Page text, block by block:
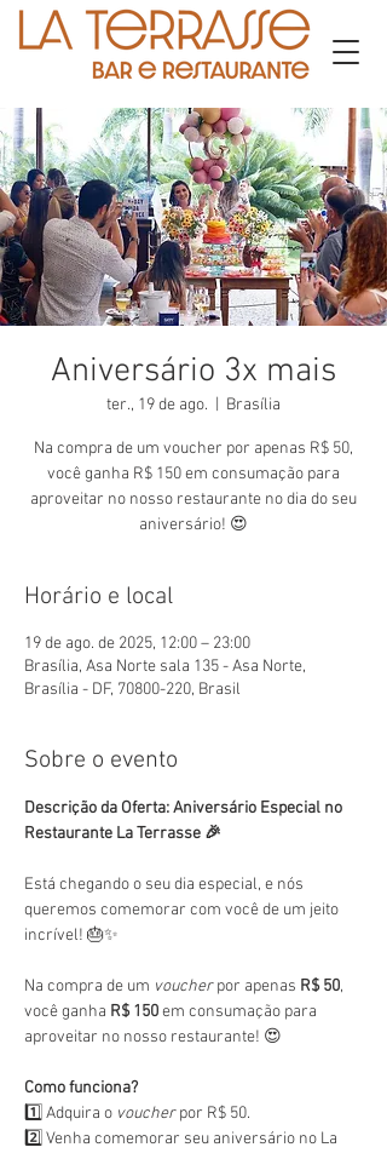
Aniversário 3x mais
ter., 19 de ago. Brasília
Na compra de um voucher por apenas R$ 50,
você ganha R$ 150 em consumação para
aproveitar no nosso restaurante no dia do seu
aniversário! 😍
Horário e local
19 de ago. de 2025, 12:00 – 23:00
Brasília, Asa Norte sala 135 - Asa Norte,
Brasília - DF, 70800-220, Brasil
Sobre o evento
Descrição da Oferta: Aniversário Especial no
Restaurante La Terrasse 🎉
Está chegando o seu dia especial, e nós
queremos comemorar com você de um jeito
incrível! 🎂✨
Na compra de um voucher por apenas R$ 50,
você ganha R$ 150 em consumação para
aproveitar no nosso restaurante! 😍
Como funciona?
1️⃣ Adquira o voucher por R$ 50.
2️⃣ Venha comemorar seu aniversário no La